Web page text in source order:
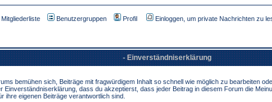
Mitgliederliste Benutzergruppen Profil Einloggen, um private Nachrichten zu
- Einverständniserklärung
bemühen sich, Beiträge mit fragwürdigem Inhalt so schnell wie möglich zu bearbeiten
Einverständniserklärung, dass du akzeptierst, dass jeder Beitrag in diesem Forum die
ihre eigenen Beiträge verantwortlich sind.